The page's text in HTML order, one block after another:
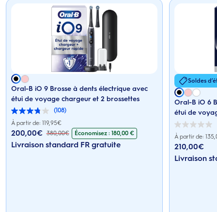
Oral-B iO 9 Brosse à dents électrique avec
étui de voyage chargeur et 2 brossettes
(108)
3.8
sur
étoiles.
108
À partir de: 119,95€
Prix actuel : 200,00€. Prix d'origine : 380,00€. Économisez : 47%
200,00€ 380,00€ Économisez : 180,00 €
Livraison standard FR gratuite
Soldes
Oral-B iO 6
étui de
0.0
sur
étoiles.
À partir de:
Prix actuel :
210,00€
Livraison